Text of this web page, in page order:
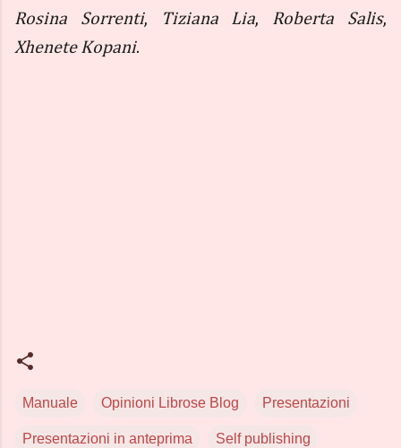
Rosina Sorrenti, Tiziana Lia, Roberta Salis,
Xhenete Kopani.
Manuale Opinioni Librose Blog Presentazioni
Presentazioni in anteprima Self publishing